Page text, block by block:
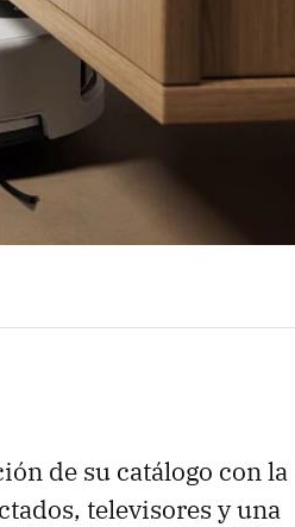
de su catálogo con la
televisores y una